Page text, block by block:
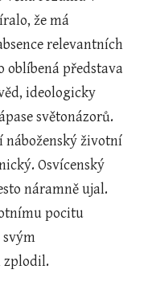
že má
relevantních
oblíbená představa
ideologicky
světonázorů.
náboženský životní
Osvícenský
náramně ujal.
pocitu
svým
zplodil.